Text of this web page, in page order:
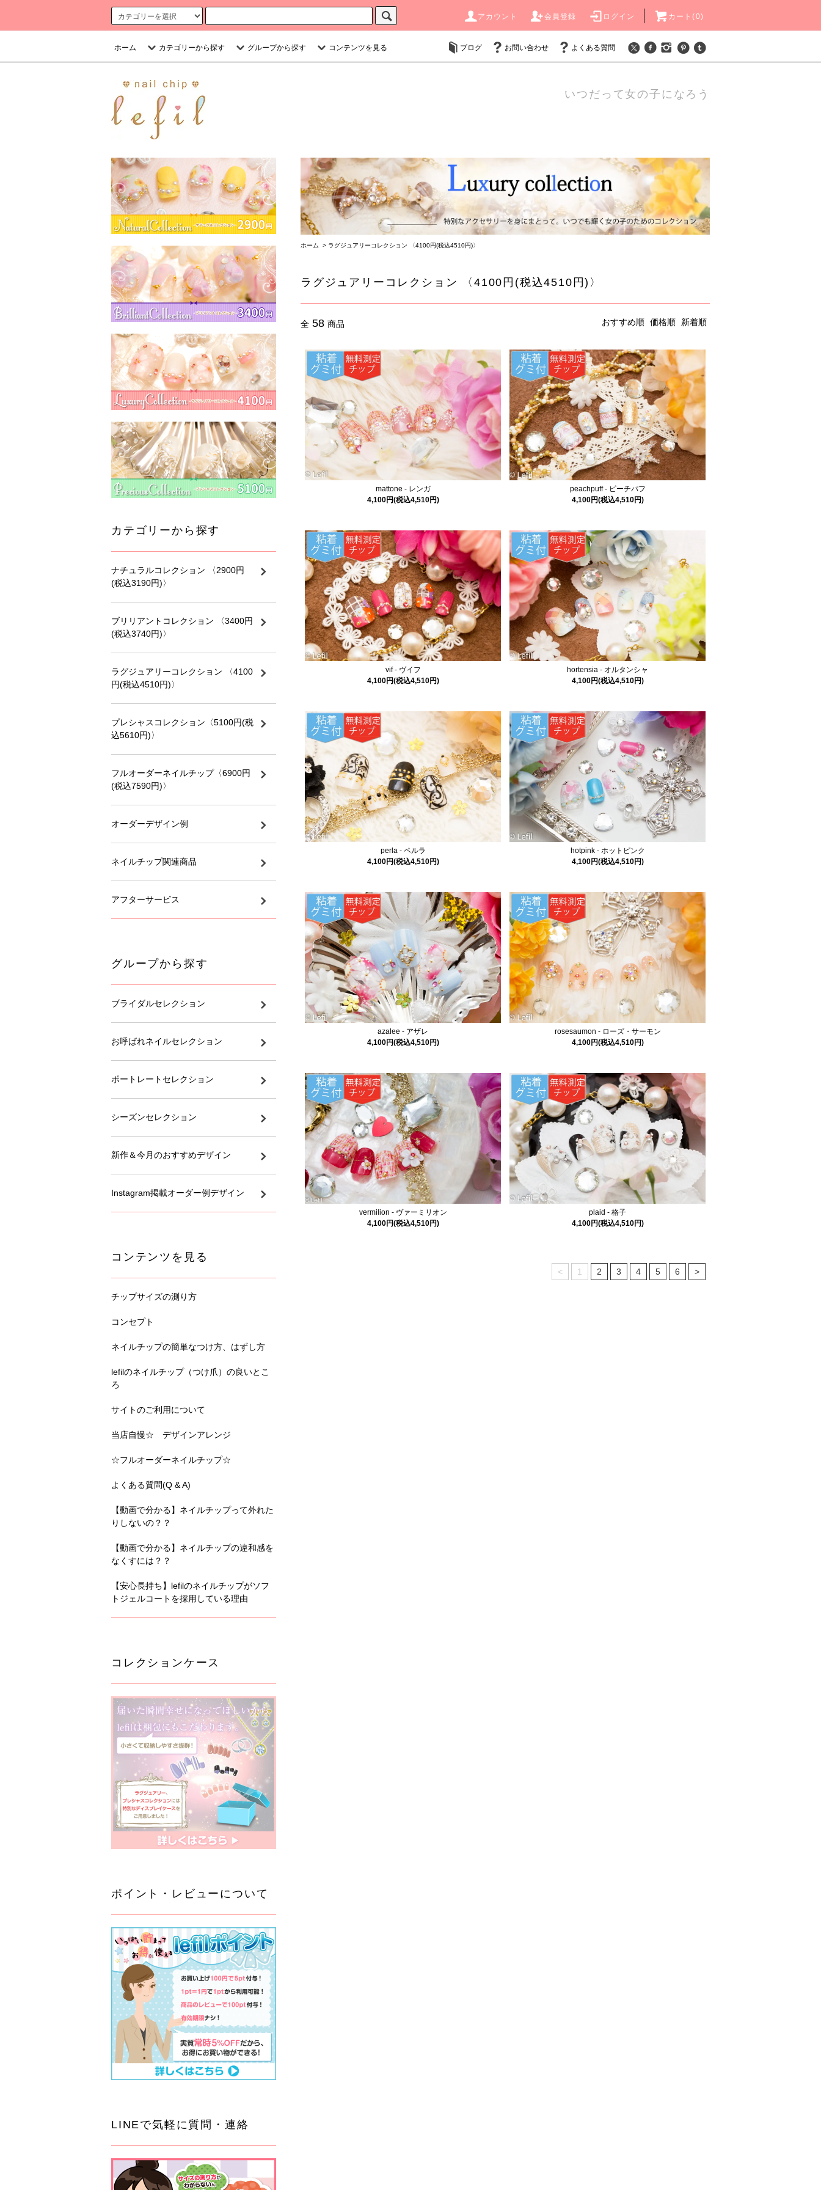
アカウント 会員登録 ログイン カート(0)
ホーム カテゴリーから探す グループから探す コンテンツを見る ブログ お問い合わせ よくある質問
いつだって女の子になろう
ホーム > ラグジュアリーコレクション 〈4100円(税込4510円)〉
ラグジュアリーコレクション 〈4100円(税込4510円)〉
全 58 商品 おすすめ順 価格順 新着順
mattone - レンガ
4,100円(税込4,510円)
peachpuff - ピーチパフ
4,100円(税込4,510円)
vif - ヴイフ
4,100円(税込4,510円)
hortensia - オルタンシャ
4,100円(税込4,510円)
perla - ペルラ
4,100円(税込4,510円)
hotpink - ホットピンク
4,100円(税込4,510円)
azalee - アザレ
4,100円(税込4,510円)
rosesaumon - ローズ・サーモン
4,100円(税込4,510円)
vermilion - ヴァーミリオン
4,100円(税込4,510円)
plaid - 格子
4,100円(税込4,510円)
< 1 2 3 4 5 6 >
カテゴリーから探す
ナチュラルコレクション 〈2900円
(税込3190円)〉
ブリリアントコレクション 〈3400円
(税込3740円)〉
ラグジュアリーコレクション 〈4100
円(税込4510円)〉
プレシャスコレクション〈5100円(税
込5610円)〉
フルオーダーネイルチップ〈6900円
(税込7590円)〉
オーダーデザイン例
ネイルチップ関連商品
アフターサービス
グループから探す
ブライダルセレクション
お呼ばれネイルセレクション
ポートレートセレクション
シーズンセレクション
新作＆今月のおすすめデザイン
Instagram掲載オーダー例デザイン
コンテンツを見る
チップサイズの測り方
コンセプト
ネイルチップの簡単なつけ方、はずし方
lefilのネイルチップ（つけ爪）の良いとこ
ろ
サイトのご利用について
当店自慢☆ デザインアレンジ
☆フルオーダーネイルチップ☆
よくある質問(Q & A)
【動画で分かる】ネイルチップって外れた
りしないの？？
【動画で分かる】ネイルチップの違和感を
なくすには？？
【安心長持ち】lefilのネイルチップがソフ
トジェルコートを採用している理由
コレクションケース
ポイント・レビューについて
LINEで気軽に質問・連絡